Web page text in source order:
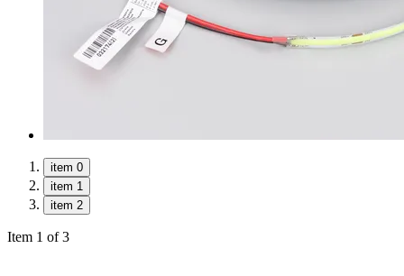
item 0
item 1
item 2
Item 1 of 3